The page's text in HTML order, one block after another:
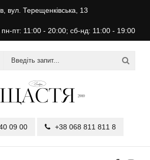
вул. Терещенківська, 13
пн-пт: 11:00 - 20:00; сб-нд: 11:00 - 19:00
09 00 +38 068 811 811 8